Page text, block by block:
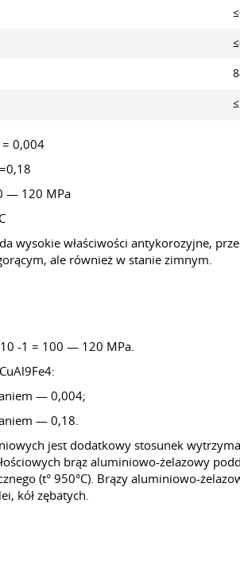
= 0,004
— 120 MPa
wysokie właściwości antykorozyjne,
ale również w stanie zimnym.
-1 = 100 — 120 MPa.
— 0,004;
— 0,18.
jest dodatkowy stosunek
brąz aluminiowo-żelazowy
(t° 950°C). Brązy aluminiowo-
kół zębatych.